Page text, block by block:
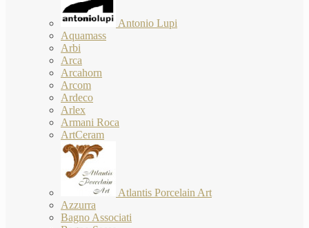
Antonio Lupi
Aquamass
Arbi
Arca
Arcahorn
Arcom
Ardeco
Arlex
Armani Roca
ArtCeram
Atlantis Porcelain Art
Azzurra
Bagno Associati